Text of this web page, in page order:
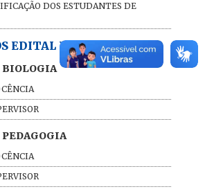
DOS ESTUDANTES DE
EDITAL PIBID 2024
BIOLOGIA
PEDAGOGIA